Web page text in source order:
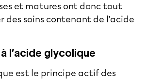
et matures ont donc tout
des soins contenant de l’acide
l’acide glycolique
est le principe actif des